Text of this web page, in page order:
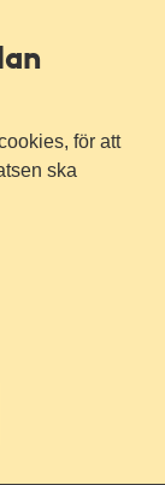
för att
ska